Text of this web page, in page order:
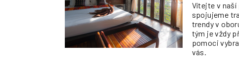
Vítejte v naší
spojujeme
trendy v
tým je vždy
pomoci
vás.